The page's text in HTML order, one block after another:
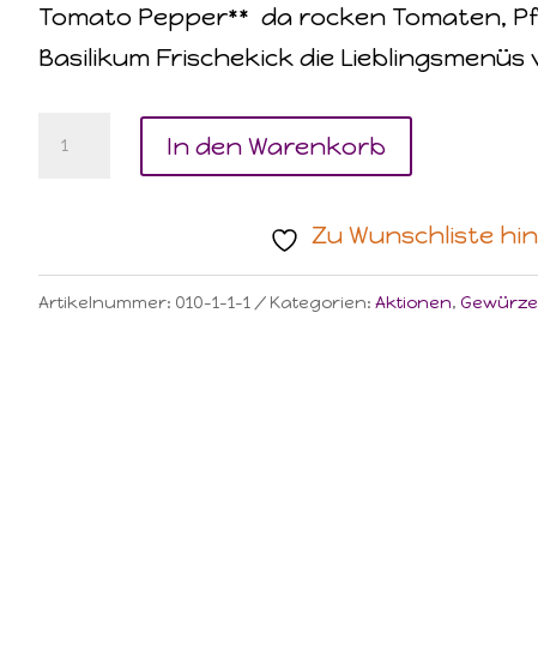
war:
11,40 CHF
ist:
9,20 CHF.
Tomato Pepper** da rocken Tomaten,
Basilikum Frischekick die
Tomato
NACHFÜLLPACKUNG
AKTION
In den Warenkorb
Zu Wunschliste
Artikelnummer: 010-1-1-1 Kategorien: Aktionen, Gewürze